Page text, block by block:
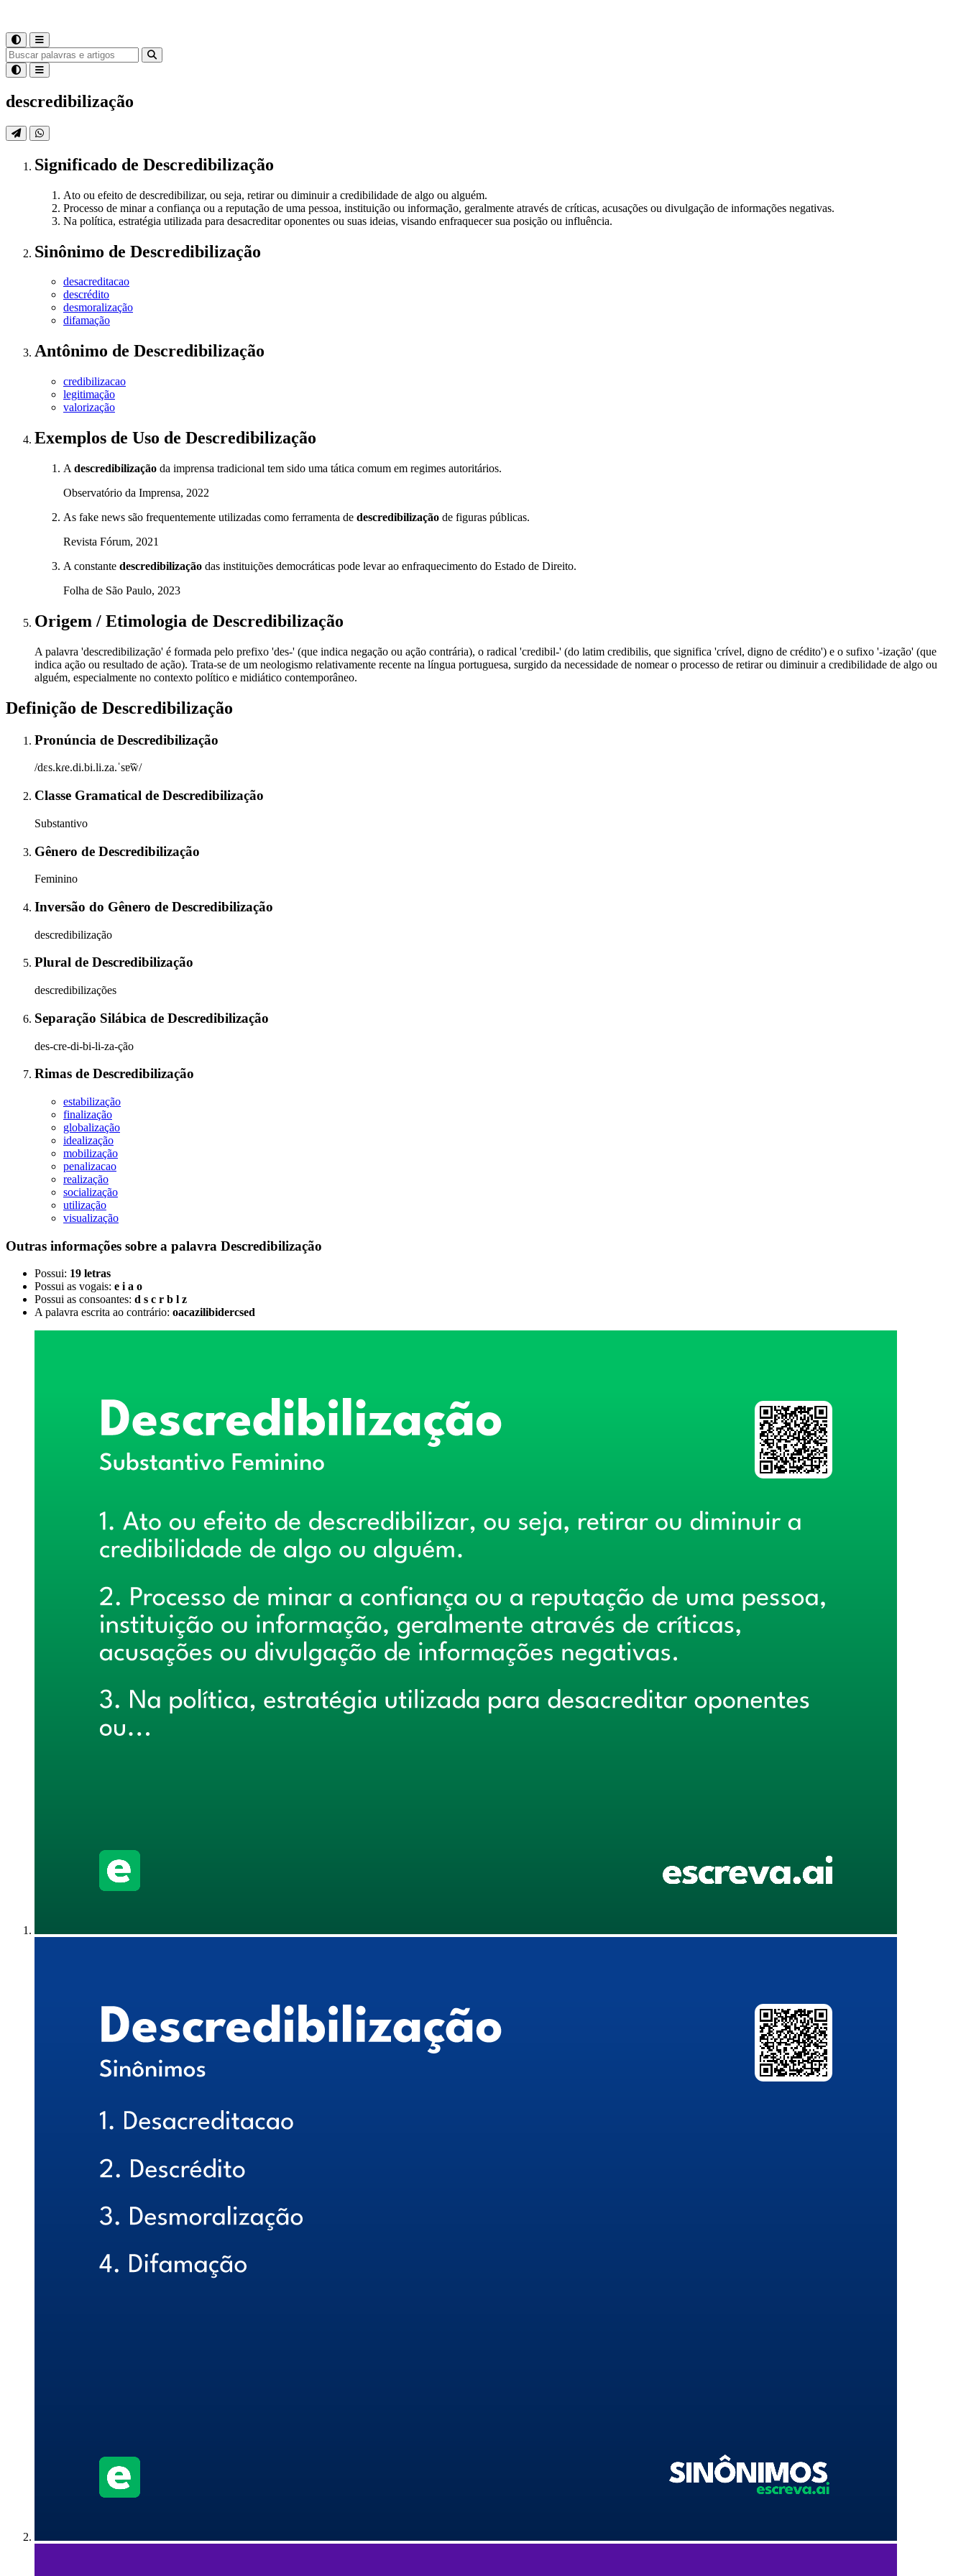
descredibilização
Significado de Descredibilização
Ato ou efeito de descredibilizar, ou seja, retirar ou diminuir a credibilidade de algo ou alguém.
Processo de minar a confiança ou a reputação de uma pessoa, instituição ou informação, geralmente através de críticas, acusações ou divulgação de informações negativas.
Na política, estratégia utilizada para desacreditar oponentes ou suas ideias, visando enfraquecer sua posição ou influência.
Sinônimo de Descredibilização
desacreditacao
descrédito
desmoralização
difamação
Antônimo de Descredibilização
credibilizacao
legitimação
valorização
Exemplos de Uso de Descredibilização
A descredibilização da imprensa tradicional tem sido uma tática comum em regimes autoritários.
Observatório da Imprensa, 2022
As fake news são frequentemente utilizadas como ferramenta de descredibilização de figuras públicas.
Revista Fórum, 2021
A constante descredibilização das instituições democráticas pode levar ao enfraquecimento do Estado de Direito.
Folha de São Paulo, 2023
Origem / Etimologia de Descredibilização
A palavra 'descredibilização' é formada pelo prefixo 'des-' (que indica negação ou ação contrária), o radical 'credibil-' (do latim credibilis, que significa 'crível, digno de crédito') e o sufixo '-ização' (que
indica ação ou resultado de ação). Trata-se de um neologismo relativamente recente na língua portuguesa, surgido da necessidade de nomear o processo de retirar ou diminuir a credibilidade de algo ou
alguém, especialmente no contexto político e midiático contemporâneo.
Definição de Descredibilização
Pronúncia de Descredibilização
/dɛs.kɾe.di.bi.li.za.ˈsɐ̃w̃/
Classe Gramatical de Descredibilização
Substantivo
Gênero de Descredibilização
Feminino
Inversão do Gênero de Descredibilização
descredibilização
Plural de Descredibilização
descredibilizações
Separação Silábica de Descredibilização
des-cre-di-bi-li-za-ção
Rimas de Descredibilização
estabilização
finalização
globalização
idealização
mobilização
penalizacao
realização
socialização
utilização
visualização
Outras informações sobre a palavra Descredibilização
Possui: 19 letras
Possui as vogais: e i a o
Possui as consoantes: d s c r b l z
A palavra escrita ao contrário: oacazilibidercsed